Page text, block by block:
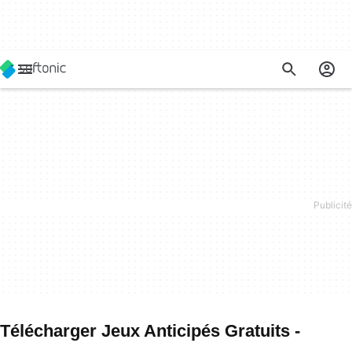
Télécharger Jeux Anticipés Gratuits -